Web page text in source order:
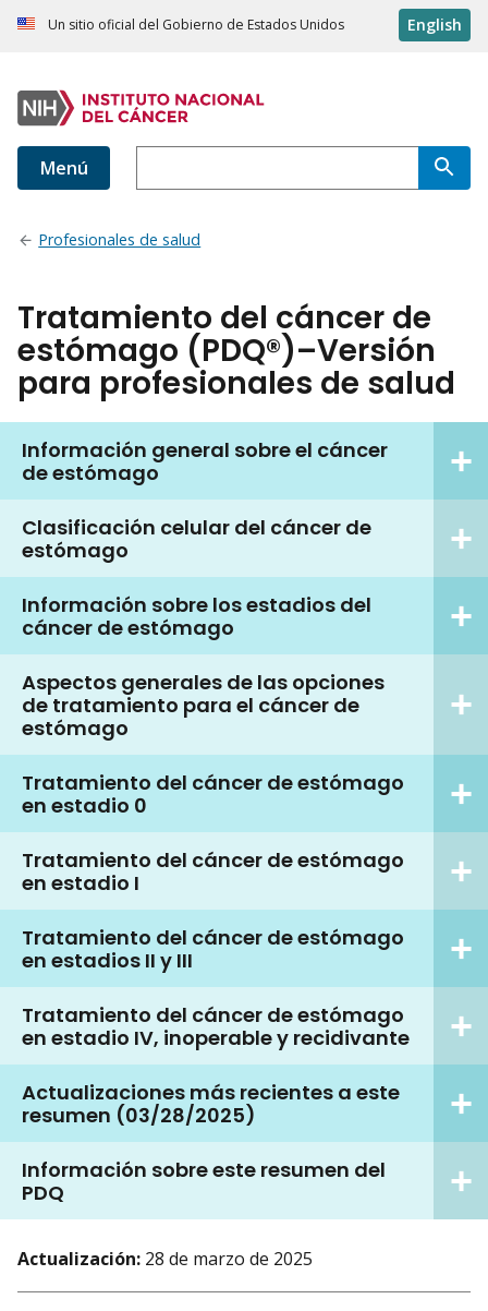
Un sitio oficial del Gobierno de Estados Unidos English
Menú
Profesionales de salud
Tratamiento del cáncer de
estómago (PDQ®)–Versión
para profesionales de salud
Información general sobre el cáncer
de estómago
Clasificación celular del cáncer de
estómago
Información sobre los estadios del
cáncer de estómago
Aspectos generales de las opciones
de tratamiento para el cáncer de
estómago
Tratamiento del cáncer de estómago
en estadio 0
Tratamiento del cáncer de estómago
en estadio I
Tratamiento del cáncer de estómago
en estadios II y III
Tratamiento del cáncer de estómago
en estadio IV, inoperable y recidivante
Actualizaciones más recientes a este
resumen (03/28/2025)
Información sobre este resumen del
PDQ
Actualización: 28 de marzo de 2025